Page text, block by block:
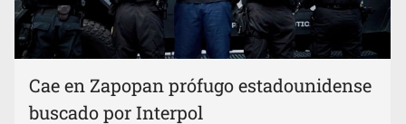
Cae en Zapopan prófugo estadounidense
buscado por Interpol